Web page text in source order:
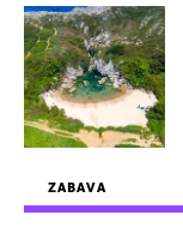
ZABAVA